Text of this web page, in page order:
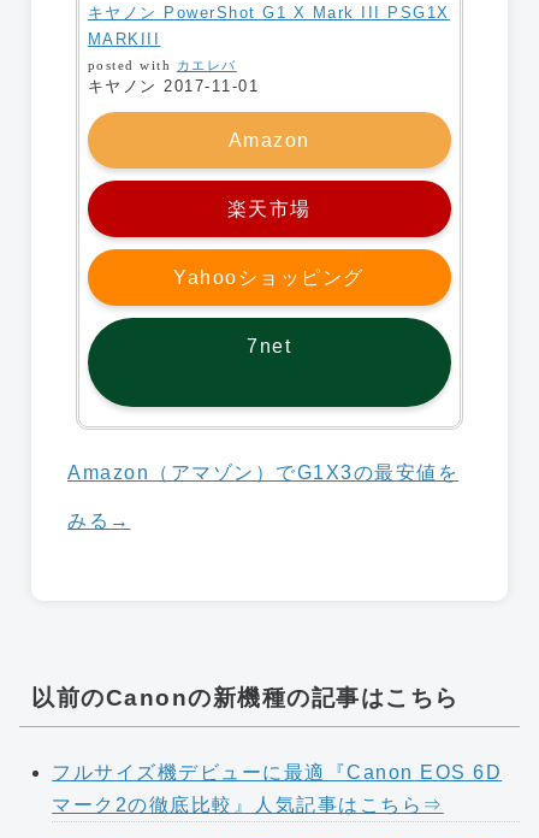
キヤノン PowerShot G1 X Mark III PSG1X
MARKIII
posted with カエレバ
キヤノン 2017-11-01
Amazon
楽天市場
Yahooショッピング
7net
Amazon（アマゾン）でG1X3の最安値を
みる→
以前のCanonの新機種の記事はこちら
フルサイズ機デビューに最適『Canon EOS 6D
マーク2の徹底比較』人気記事はこちら⇒